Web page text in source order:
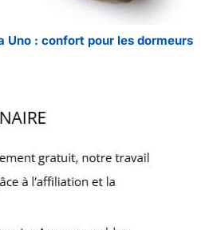
Uno : confort pour les dormeurs